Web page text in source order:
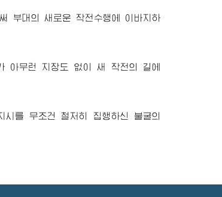
부대의 새로운 작전수행에 이바지하
아무런 지장도 없이 새 작전의 길에
시를 무조건 철저히 집행하신 불굴의